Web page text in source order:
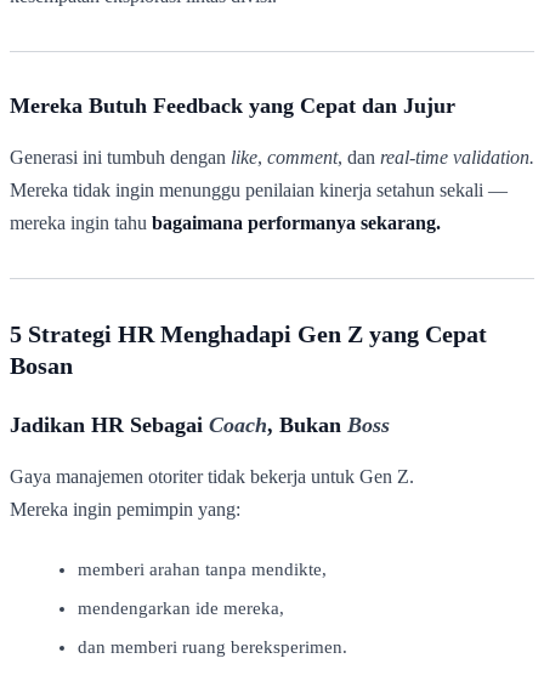
Mereka Butuh Feedback yang Cepat dan Jujur
Generasi ini tumbuh dengan like, comment, dan real-time validation.
Mereka tidak ingin menunggu penilaian kinerja setahun sekali —
mereka ingin tahu bagaimana performanya sekarang.
5 Strategi HR Menghadapi Gen Z yang Cepat
Bosan
Jadikan HR Sebagai Coach, Bukan Boss
Gaya manajemen otoriter tidak bekerja untuk Gen Z.
Mereka ingin pemimpin yang:
memberi arahan tanpa mendikte,
mendengarkan ide mereka,
dan memberi ruang bereksperimen.